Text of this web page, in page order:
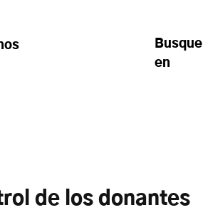
Busque
en
de los donantes